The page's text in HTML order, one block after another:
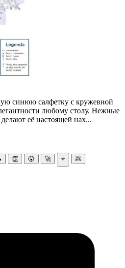
синюю салфетку с кружевной
любому столу. Нежные
её настоящей нах...
👏 😮 🚀 ⭐ 💩